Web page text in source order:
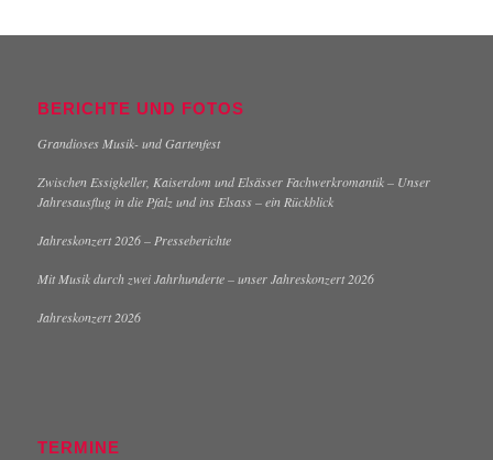
BERICHTE UND FOTOS
Grandioses Musik- und Gartenfest
Zwischen Essigkeller, Kaiserdom und Elsässer Fachwerkromantik – Unser
Jahresausflug in die Pfalz und ins Elsass – ein Rückblick
Jahreskonzert 2026 – Presseberichte
Mit Musik durch zwei Jahrhunderte – unser Jahreskonzert 2026
Jahreskonzert 2026
TERMINE